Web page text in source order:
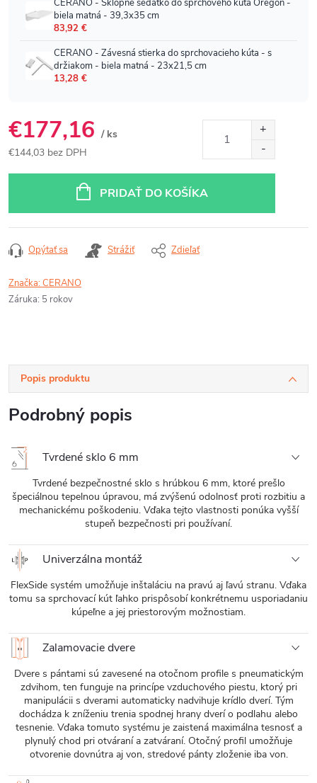
€177,16 / ks
€144,03 bez DPH
PRIDAŤ DO KOŠÍKA
Opýtať sa Strážiť Zdieľať
Značka:CERANO
Záruka: 5 rokov
Popis produktu
Podrobný popis
Tvrdené sklo 6 mm
Tvrdené bezpečnostné sklo s hrúbkou 6 mm, ktoré prešlo
špeciálnou tepelnou úpravou, má zvýšenú odolnosť proti rozbitiu a
mechanickému poškodeniu. Vďaka tejto vlastnosti ponúka vyšší
stupeň bezpečnosti pri používaní.
Univerzálna montáž
FlexSide systém umožňuje inštaláciu na pravú aj ľavú stranu. Vďaka
tomu sa sprchovací kút ľahko prispôsobí konkrétnemu usporiadaniu
kúpeľne a jej priestorovým možnostiam.
Zalamovacie dvere
Dvere s pántami sú zavesené na otočnom profile s pneumatickým
zdvihom, ten funguje na princípe vzduchového piestu, ktorý pri
manipulácii s dverami automaticky nadvihuje krídlo dverí. Tým
dochádza k zníženiu trenia spodnej hrany dverí o podlahu alebo
tesnenie. Vďaka tomuto systému je zaistená maximálna tesnosť a
plynulý chod pri otváraní a zatváraní. Otočný profil umožňuje
otvorenie dovnútra aj von, stredové pánty zloženie iba von.